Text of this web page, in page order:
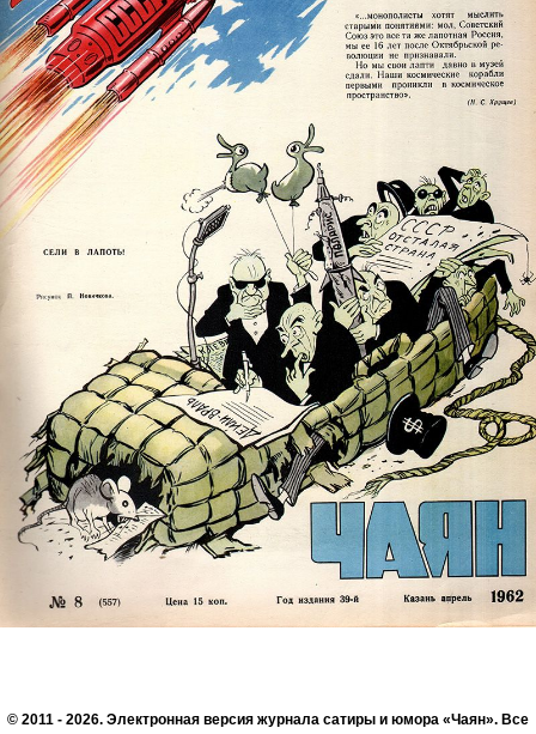
© 2011 - 2026. Электронная версия журнала сатиры и юмора «Чаян». Все